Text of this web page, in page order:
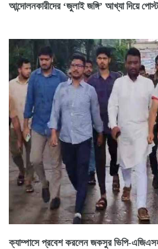
আন্দোলনকারীদের ‘জুলাই জঙ্গি’ আখ্যা দিয়ে পোস্ট,
ক্যাম্পাসে প্রবেশ করলেন জকসুর ভিপি-এজিএসহ